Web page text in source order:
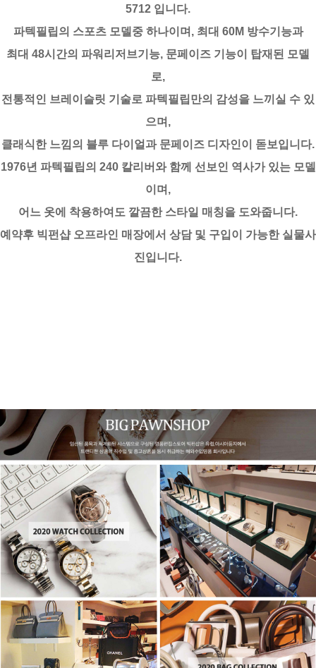
5712 입니다.
파텍필립의 스포츠 모델중 하나이며, 최대 60M 방수기능과
최대 48시간의 파워리저브기능, 문페이즈 기능이 탑재된 모델
로,
전통적인 브레이슬릿 기술로 파텍필립만의 감성을 느끼실 수 있
으며,
클래식한 느낌의 블루 다이얼과 문페이즈 디자인이 돋보입니다.
1976년 파텍필립의 240 칼리버와 함께 선보인 역사가 있는 모델
이며,
어느 옷에 착용하여도 깔끔한 스타일 매칭을 도와줍니다.
예약후 빅펀샵 오프라인 매장에서 상담 및 구입이 가능한 실물사
진입니다.